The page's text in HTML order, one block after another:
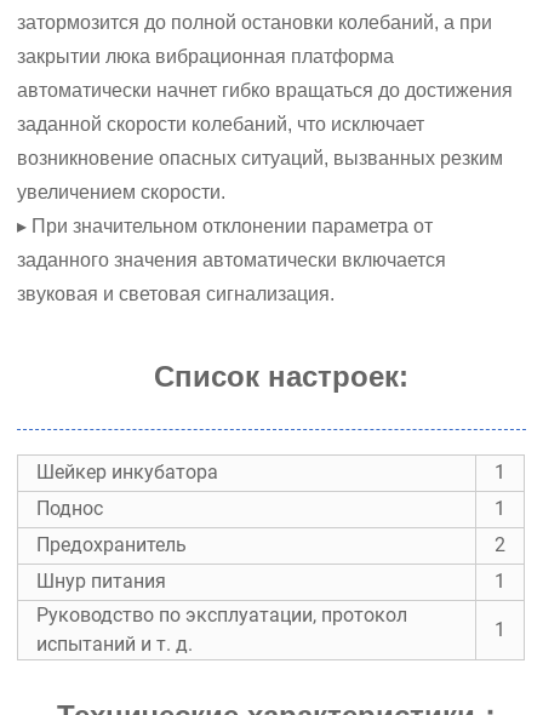
затормозится до полной остановки колебаний, а при
закрытии люка вибрационная платформа
автоматически начнет гибко вращаться до достижения
заданной скорости колебаний, что исключает
возникновение опасных ситуаций, вызванных резким
увеличением скорости.
▸ При значительном отклонении параметра от
заданного значения автоматически включается
звуковая и световая сигнализация.
Список настроек:
Шейкер инкубатора
1
Поднос
1
Предохранитель
2
Шнур питания
1
Руководство по эксплуатации, протокол
испытаний и т. д.
1